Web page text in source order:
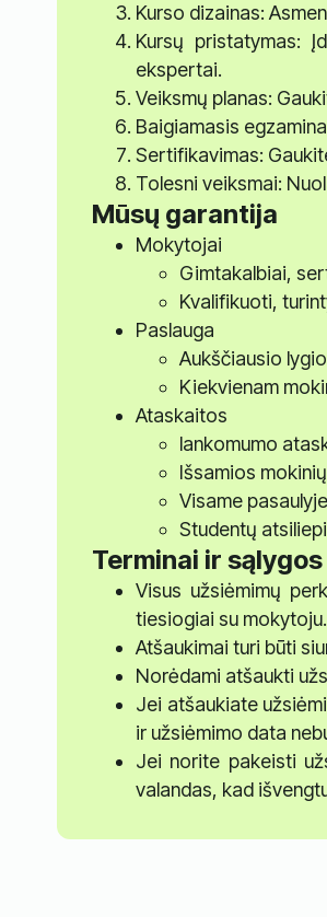
Kurso dizainas:
Kursų pristatymas:
ekspertai.
Veiksmų planas:
Baigiamasis
Sertifikavimas:
Tolesni veiksmai:
Mūsų garantija
Mokytojai
Gimtakalbiai,
Kvalifikuoti,
Paslauga
Aukščiausio
Kiekvienam
Ataskaitos
lankomumo
Išsamios
Visame
Studentų
Terminai ir sąlygos
Visus užsiėmimų
tiesiogiai su mokytoju.
Atšaukimai turi būti
Norėdami atšaukti
Jei atšaukiate
ir užsiėmimo data
Jei norite pakeisti
valandas, kad